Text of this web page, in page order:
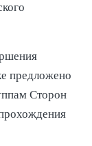
предложено
Сторон